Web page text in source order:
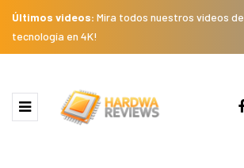
Últimos videos: Mira todos nuestros videos de
tecnología en 4K!